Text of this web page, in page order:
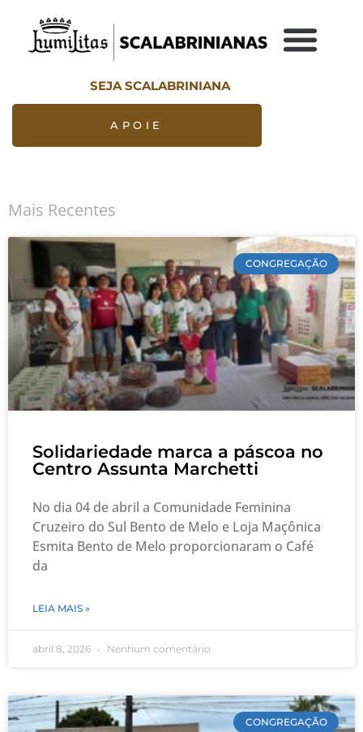
SEJA SCALABRINIANA
APOIE
Mais Recentes
CONGREGAÇÃO
Solidariedade marca a páscoa no
Centro Assunta Marchetti
No dia 04 de abril a Comunidade Feminina
Cruzeiro do Sul Bento de Melo e Loja Maçônica
Esmita Bento de Melo proporcionaram o Café
da
LEIA MAIS »
abril 8, 2026 Nenhum comentário
CONGREGAÇÃO